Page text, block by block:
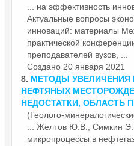
... на эффективность
Актуальные вопросы
инноваций: материалы
практической
преподавателей вузов, ...
Создано 20 января 2021
8. МЕТОДЫ УВЕЛИЧЕНИЯ
НЕФТЯНЫХ
НЕДОСТАТКИ, ОБЛАСТЬ
(Геолого-
... Желтов Ю.В., Симкин
микропроцессы в